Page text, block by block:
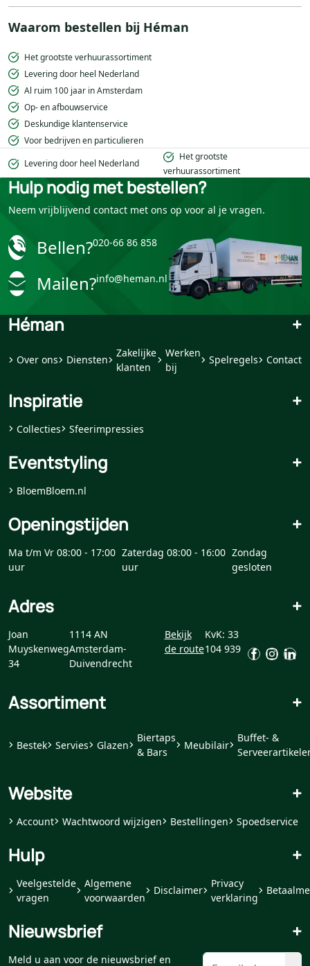
Waarom bestellen bij Héman
Het grootste verhuurassortiment
Levering door heel Nederland
Al ruim 100 jaar in Amsterdam
Op- en afbouwservice
Deskundige klantenservice
Voor bedrijven en particulieren
Levering door heel Nederland
Het grootste
verhuurassortiment
Hulp nodig met bestellen?
Neem vrijblijvend contact met ons op voor al je vragen.
Bellen?020-66 86 858
Mailen?info@heman.nl
Héman +
Over ons Diensten
Zakelijke
klanten
Werken
bij
Spelregels Contact
Inspiratie +
Collecties Sfeerimpressies
Eventstyling +
BloemBloem.nl
Openingstijden +
Ma t/m Vr 08:00 - 17:00
uur
Zaterdag 08:00 - 16:00
uur
Zondag
gesloten
Adres +
Joan
Muyskenweg
34
1114 AN
Amsterdam-
Duivendrecht
Bekijk
de route
KvK: 33
104 939
Assortiment +
Bestek Servies Glazen
Biertaps
& Bars
Meubilair
Buffet- &
Website +
Account Wachtwoord wijzigen Bestellingen Spoedservice
Hulp +
Veelgestelde
vragen
Algemene
voorwaarden
Disclaimer
Privacy
verklaring
Nieuwsbrief +
Meld u aan voor de nieuwsbrief en